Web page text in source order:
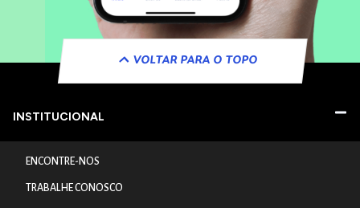
VOLTAR PARA O TOPO
INSTITUCIONAL
ENCONTRE-NOS
TRABALHE CONOSCO